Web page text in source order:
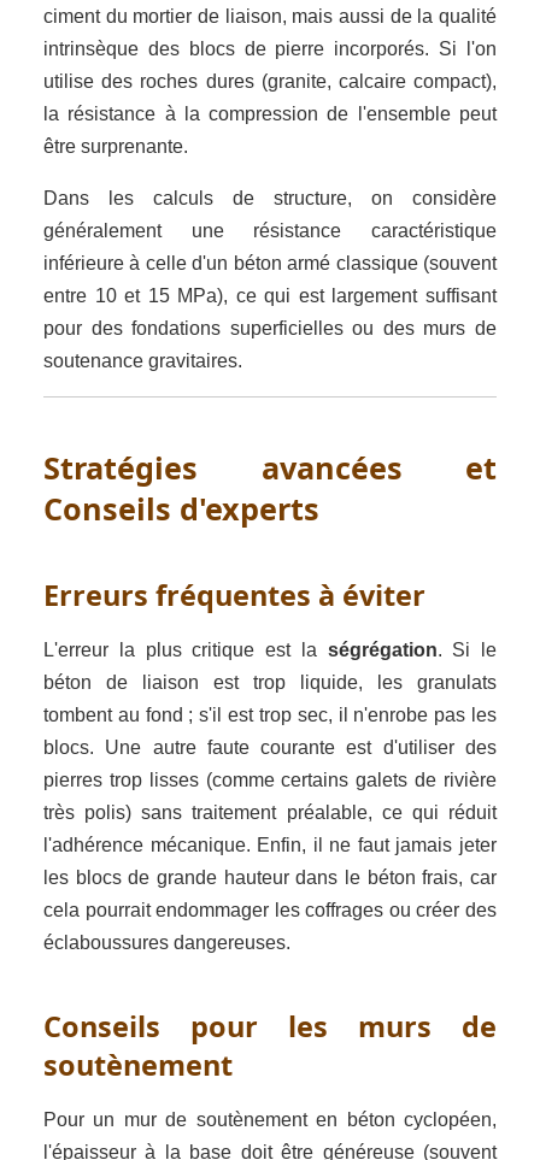
ciment du mortier de liaison, mais aussi de la qualité
intrinsèque des blocs de pierre incorporés. Si l'on
utilise des roches dures (granite, calcaire compact),
la résistance à la compression de l'ensemble peut
être surprenante.
Dans les calculs de structure, on considère
généralement une résistance caractéristique
inférieure à celle d'un béton armé classique (souvent
entre 10 et 15 MPa), ce qui est largement suffisant
pour des fondations superficielles ou des murs de
soutenance gravitaires.
Stratégies avancées et
Conseils d'experts
Erreurs fréquentes à éviter
L'erreur la plus critique est la ségrégation. Si le
béton de liaison est trop liquide, les granulats
tombent au fond ; s'il est trop sec, il n'enrobe pas les
blocs. Une autre faute courante est d'utiliser des
pierres trop lisses (comme certains galets de rivière
très polis) sans traitement préalable, ce qui réduit
l'adhérence mécanique. Enfin, il ne faut jamais jeter
les blocs de grande hauteur dans le béton frais, car
cela pourrait endommager les coffrages ou créer des
éclaboussures dangereuses.
Conseils pour les murs de
soutènement
Pour un mur de soutènement en béton cyclopéen,
l'épaisseur à la base doit être généreuse (souvent